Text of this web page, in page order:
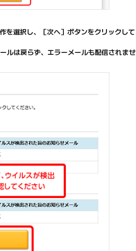
を選択し、［次へ］ボタンをクリックして
ルは戻らず、エラーメールも配信されませ